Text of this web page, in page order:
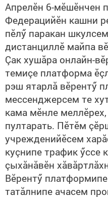
Апрелӗн 6-мӗшӗнчен
Федерацийӗн кашни
пӗлӳ паракан
дистанциллӗ майпа
Çак хушăра онлайн-
темиçе платформа
рэш ятарлă вӗрентӳ
мессенджерсем те
кама мӗнле
пултарать. Пӗтӗм
учрежденийӗсем
куçнипе трафик ӳссе
çыхăнăвӗн
Вӗрентӳ
татăлнипе ачасем